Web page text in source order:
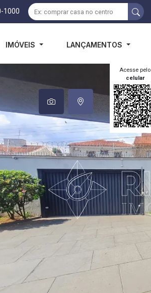
1000
IMÓVEIS LANÇAMENTOS
Acesse pelo
celular